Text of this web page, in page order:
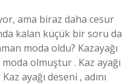
ama biraz daha cesur
kalan küçük bir soru da
moda oldu? Kazayağı
olmuştur . Kaz ayağı
ayağı deseni , adını